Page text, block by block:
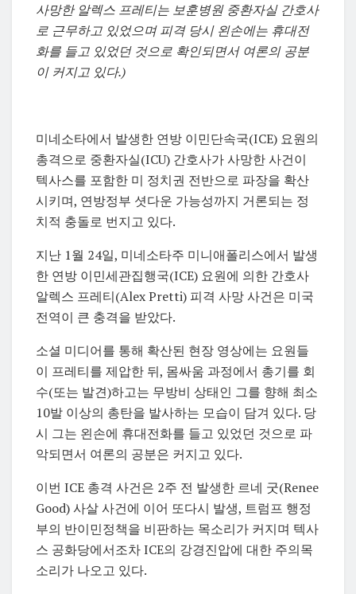
사망한 알렉스 프레티는 보훈병원 중환자실 간호사
로 근무하고 있었으며 피격 당시 왼손에는 휴대전
화를 들고 있었던 것으로 확인되면서 여론의 공분
이 커지고 있다.)
미네소타에서 발생한 연방 이민단속국(ICE) 요원의
총격으로 중환자실(ICU) 간호사가 사망한 사건이
텍사스를 포함한 미 정치권 전반으로 파장을 확산
시키며, 연방정부 셧다운 가능성까지 거론되는 정
치적 충돌로 번지고 있다.
지난 1월 24일, 미네소타주 미니애폴리스에서 발생
한 연방 이민세관집행국(ICE) 요원에 의한 간호사
알렉스 프레티(Alex Pretti) 피격 사망 사건은 미국
전역이 큰 충격을 받았다.
소셜 미디어를 통해 확산된 현장 영상에는 요원들
이 프레티를 제압한 뒤, 몸싸움 과정에서 총기를 회
수(또는 발견)하고는 무방비 상태인 그를 향해 최소
10발 이상의 총탄을 발사하는 모습이 담겨 있다. 당
시 그는 왼손에 휴대전화를 들고 있었던 것으로 파
악되면서 여론의 공분은 커지고 있다.
이번 ICE 총격 사건은 2주 전 발생한 르네 굿(Renee
Good) 사살 사건에 이어 또다시 발생, 트럼프 행정
부의 반이민정책을 비판하는 목소리가 커지며 텍사
스 공화당에서조차 ICE의 강경진압에 대한 주의목
소리가 나오고 있다.